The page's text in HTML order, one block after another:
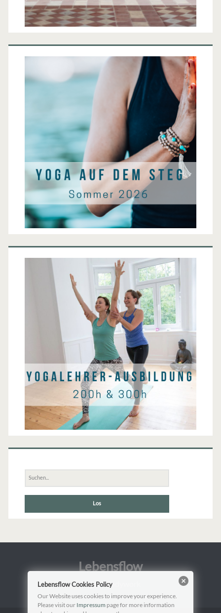
Suche
nach:
Lebensflow
Yoga & Bodywork
Lebensflow Cookies Policy
Our Website uses cookies to improve your experience.
Please visit our Impressum page for more information